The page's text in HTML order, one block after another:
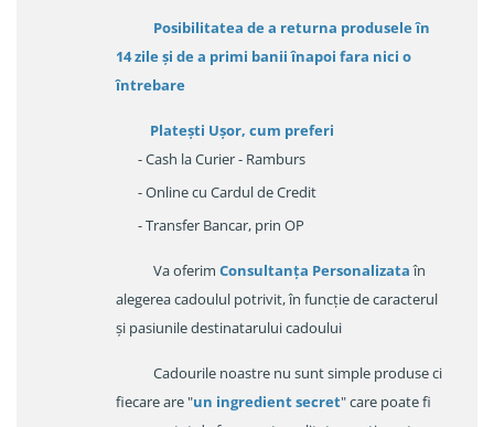
Posibilitatea de a returna produsele în
14 zileși de a primi banii înapoi fara nici o
întrebare
Platești Ușor, cum preferi
- Cash la Curier - Ramburs
- Online cu Cardul de Credit
- Transfer Bancar, prin OP
Va oferim Consultanța Personalizataîn
alegerea cadoulul potrivit, în funcție de caracterul
și pasiunile destinatarului cadoului
Cadourile noastre nu sunt simple produse ci
fiecare are "un ingredient secret" care poate fi